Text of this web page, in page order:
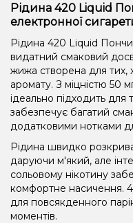
Рідина 420 Liquid
електронної
Рідина 420 Liquid
видатний смаковий
жижа створена для тих,
аромату. З міцністю 50
ідеально підходить для
забезпечує багатий
додатковими нотками
Рідина швидко
даруючи м'який, але
сольовому нікотину
комфортне насичення.
для повсякденного
моментів.